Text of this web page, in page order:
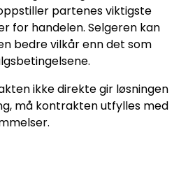
partenes viktigste
for handelen. Selgeren kan
bedre vilkår enn det som
ikke direkte gir løsningen
må kontrakten utfylles med